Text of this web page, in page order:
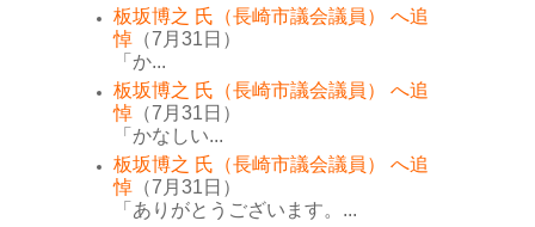
板坂博之 氏（長崎市議会議員） へ追
悼 （7月31日）
「か...
板坂博之 氏（長崎市議会議員） へ追
悼 （7月31日）
「かなしい...
板坂博之 氏（長崎市議会議員） へ追
悼 （7月31日）
「ありがとうございます。...